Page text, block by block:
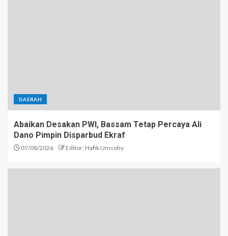
DAERAH
Abaikan Desakan PWI, Bassam Tetap Percaya Ali
Dano Pimpin Disparbud Ekraf
07/08/2026 Editor: Hafik Umsohy